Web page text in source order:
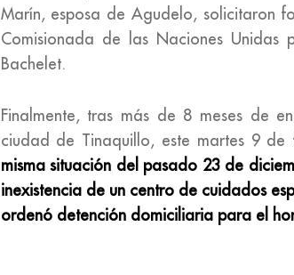
Marín, esposa de Agudelo, solicitaron
Comisionada de las Naciones Unidas
Bachelet.
Finalmente, tras más de 8 meses de
ciudad de Tinaquillo, este martes 9
misma situación del pasado 23 de
inexistencia de un centro de cuidados
ordenó detención domiciliaria para el